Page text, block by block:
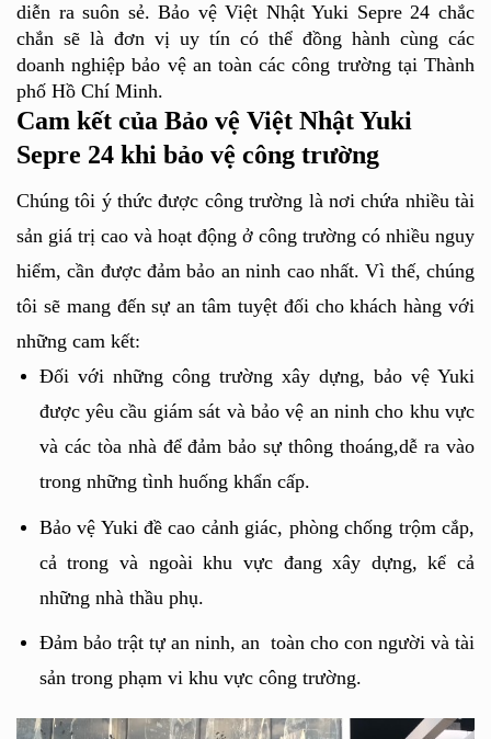
diễn ra suôn sẻ. Bảo vệ Việt Nhật Yuki Sepre 24 chắc
chắn sẽ là đơn vị uy tín có thể đồng hành cùng các
doanh nghiệp bảo vệ an toàn các công trường tại Thành
phố Hồ Chí Minh.
Cam kết của Bảo vệ Việt Nhật Yuki
Sepre 24 khi bảo vệ công trường
Chúng tôi ý thức được công trường là nơi chứa nhiều tài
sản giá trị cao và hoạt động ở công trường có nhiều nguy
hiểm, cần được đảm bảo an ninh cao nhất. Vì thế, chúng
tôi sẽ mang đến sự an tâm tuyệt đối cho khách hàng với
những cam kết:
Đối với những công trường xây dựng, bảo vệ Yuki
được yêu cầu giám sát và bảo vệ an ninh cho khu vực
và các tòa nhà để đảm bảo sự thông thoáng,dễ ra vào
trong những tình huống khẩn cấp.
Bảo vệ Yuki đề cao cảnh giác, phòng chống trộm cắp,
cả trong và ngoài khu vực đang xây dựng, kể cả
những nhà thầu phụ.
Đảm bảo trật tự an ninh, an  toàn cho con người và tài
sản trong phạm vi khu vực công trường.